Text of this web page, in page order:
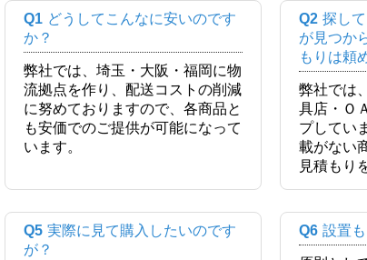
Q1 どうしてこんなに安いのです
か？
弊社では、埼玉・大阪・福岡に物
流拠点を作り、配送コストの削減
に努めておりますので、各商品と
も安価でのご提供が可能になって
います。
Q2 探し
が見つか
もりは頼
弊社では
具店・Ｏ
プしてい
載がない
見積もり
Q5 実際に見て購入したいのです
が？
Q6 設置